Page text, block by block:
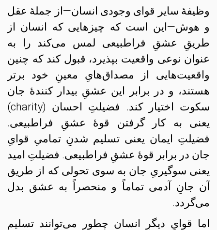
وظیفهٔ سایر قوای وجودی انسان—از جملهٔ عقل
و هوش—این است که چیزهایی که انسان از
طریقِ عشقِ فراطبیعی لمس می‌کند را به
عنوان نوعی واقعیت بپذیرد، قبول کند که چنین
واقعیت‌هایی از مصداق‌هایِ معینِ خود برتر
هستند، و در برابر این عشقِ بیدار کنندهٔ جان
سکوت اختیار کند. فضیلتِ احسان (charity)
یعنی به کار گرفتن قوهٔ عشقِ فراطبیعی.
فضیلتِ ایمان یعنی تسلیم شدنِ تمامیِ قوایِ
جان در برابر قوهٔ عشقِ فراطبیعی. فضیلتِ امید
یعنی سوگیریِ جان به سوی تحولی که از طریق
آن جانِ آدمی تماماً و منحصراً به عشق بدل
می‌گردد.
اما قوایِ دیگرِ انسان چطور می‌توانند تسلیمِ